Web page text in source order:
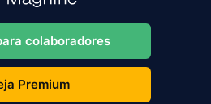
colaboradores
Premium